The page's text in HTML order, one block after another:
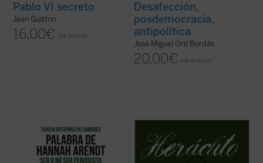
Pablo VI secreto
Jean Guitton
16,00€ IVA incluido
Desafección,
posdemocracia,
antipolítica
José Miguel Ortí Bordás
20,00€ IVA incluido
Ilustración de portada: Hervé Alústiza.
Sofía es una universitaria en crisis que se
está planteando dejar la carrera de
Económicas y Derecho a pesar de sus
bilingüe de losFragmentos
de Heráclito es
hacer accesible la filosofía del pensador
jonio a lectores no especialistas. Para ello,
se abordan los problemas elementales,